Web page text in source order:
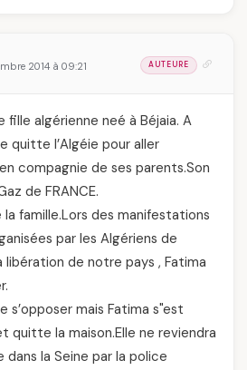
2014 à 09:21 AUTEURE
fille algérienne neé à Béjaia. A
quitte l’Algéie pour aller
compagnie de ses parents.Son
de FRANCE.
la famille.Lors des manifestations
par les Algériens de
libération de notre pays , Fatima
s’opposer mais Fatima s"est
quitte la maison.Elle ne reviendra
la Seine par la police